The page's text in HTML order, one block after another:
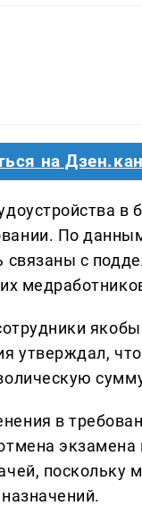
на
в
По
связаны с
утверждал,
в
экзамена
поскольку